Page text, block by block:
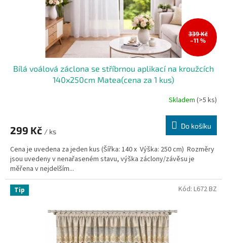
339 Kč
–11 %
Bílá voálová záclona se stříbrnou aplikací na kroužcích
140x250cm Matea(cena za 1 kus)
Skladem (>5 ks)
299 Kč / ks
Do košíku
Cena je uvedena za jeden kus (Šířka: 140 x Výška: 250 cm) Rozměry
jsou uvedeny v nenařaseném stavu, výška záclony/závěsu je
měřena v nejdelším...
Tip Kód: L672 BZ